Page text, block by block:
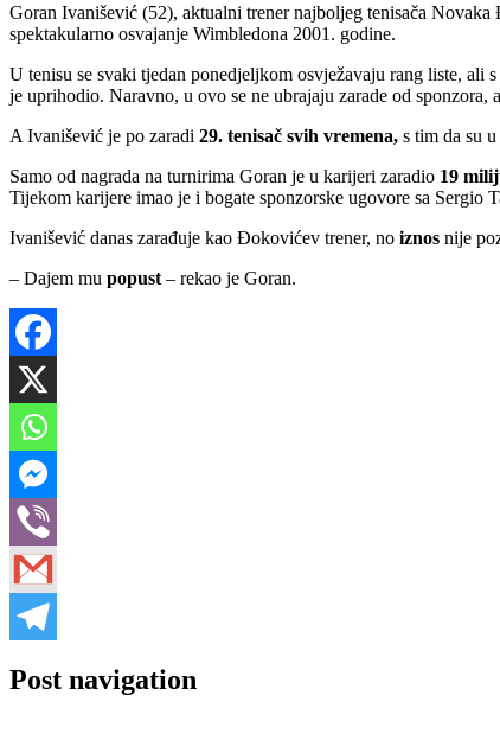
Goran Ivanišević (52), aktualni trener najboljeg tenisača
spektakularno osvajanje Wimbledona 2001. godine.
U tenisu se svaki tjedan ponedjeljkom osvježavaju rang liste, ali
je uprihodio. Naravno, u ovo se ne ubrajaju zarade od sponzora,
A Ivanišević je po zaradi 29. tenisač svih vremena, s tim da su
Samo od nagrada na turnirima Goran je u karijeri zaradio 19
Tijekom karijere imao je i bogate sponzorske ugovore sa
Ivanišević danas zarađuje kao Đokovićev trener, no iznos nije
– Dajem mu popust – rekao je Goran.
Post navigation